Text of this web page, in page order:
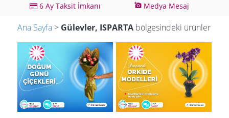
6 Ay Taksit İmkanı
add_a_photo Medya Mesaj
Ana Sayfa > Gülevler, ISPARTA bölgesindeki ürünler